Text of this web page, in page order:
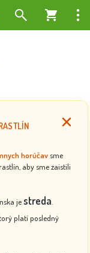
horúčav sme
aby sme zaistili
jestreda
platí posledný